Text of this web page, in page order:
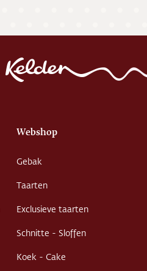
Webshop
Gebak
Taarten
Exclusieve taarten
Schnitte - Sloffen
Koek - Cake